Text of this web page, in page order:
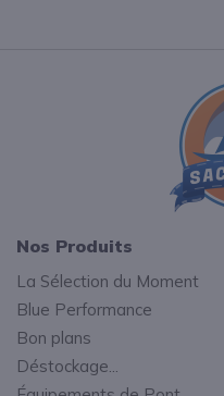
Nos Produits
La Sélection du Moment
Blue Performance
Bon plans
Déstockage...